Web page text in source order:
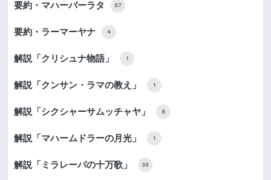
要約・マハーバーラタ 57
要約・ラーマーヤナ 4
解説「クリシュナ物語」 1
解説「クンサン・ラマの教え」 1
解説「シクシャーサムッチャヤ」 8
解説「マハームドラーの月光」 1
解説「ミラレーパの十万歌」 35